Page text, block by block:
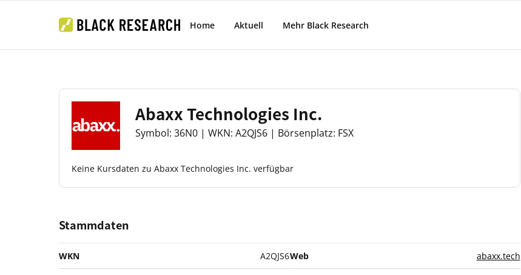
Home Aktuell Mehr Black Research
Abaxx Technologies Inc.
Symbol: 36N0 | WKN: A2QJS6 | Börsenplatz: FSX
Keine Kursdaten zu Abaxx Technologies Inc. verfügbar
Stammdaten
WKN A2QJS6Web abaxx.tech